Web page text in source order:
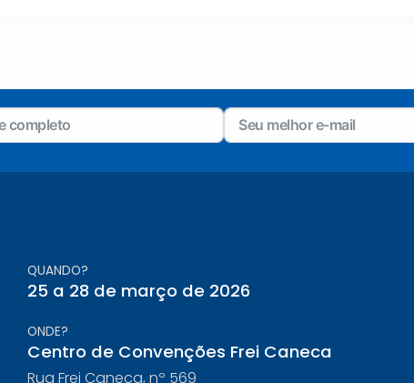
QUANDO?
25 a 28 de março de 2026
ONDE?
Centro de Convenções Frei Caneca
Rua Frei Caneca, nº 569